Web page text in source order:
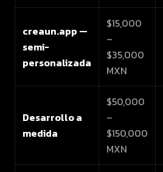
creaun.app —
semi-
personalizada
$15,000
–
$35,000
MXN
Desarrollo a
medida
$50,000
–
$150,000
MXN